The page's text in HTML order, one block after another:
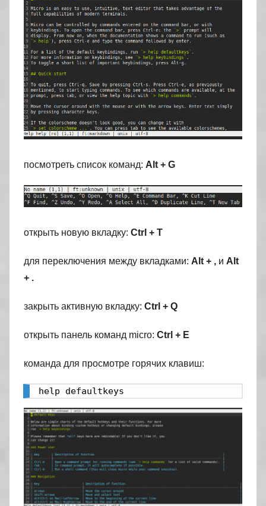
посмотреть список команд: Alt + G
открыть новую вкладку: Ctrl + T
для переключения между вкладками: Alt + , и Alt
+ .
закрыть активную вкладку: Ctrl + Q
открыть панель команд micro: Ctrl + E
команда для просмотре горячих клавиш:
help defaultkeys